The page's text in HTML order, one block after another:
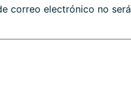
correo electrónico no